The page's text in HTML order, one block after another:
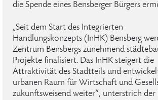
die Spende eines Bensberger Bürgers
„Seit dem Start des Integrierten
Handlungskonzepts (InHK) Bensberg
Zentrum Bensbergs zunehmend
Projekte finalisiert. Das InHK steigert die
Attraktivität des Stadtteils und
urbanen Raum für Wirtschaft und
zukunftsweisend weiter“, unterstrich der